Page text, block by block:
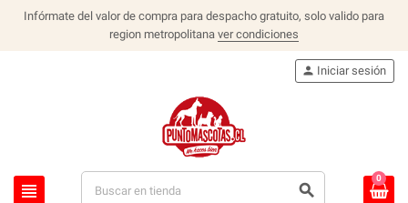
Infórmate del valor de compra para despacho gratuito, solo valido para
region metropolitana ver condiciones
view_headline search
person Iniciar sesión
0